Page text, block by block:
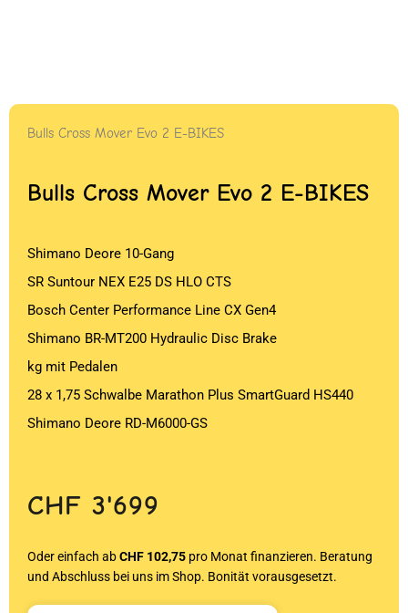
Bulls Cross Mover Evo 2 E-BIKES
Bulls Cross Mover Evo 2 E-BIKES
Shimano Deore 10-Gang
SR Suntour NEX E25 DS HLO CTS
Bosch Center Performance Line CX Gen4
Shimano BR-MT200 Hydraulic Disc Brake
kg mit Pedalen
28 x 1,75 Schwalbe Marathon Plus SmartGuard HS440
Shimano Deore RD-M6000-GS
CHF 3'699
Oder einfach abCHF 102,75 pro Monat finanzieren. Beratung
und Abschluss bei uns im Shop. Bonität vorausgesetzt.